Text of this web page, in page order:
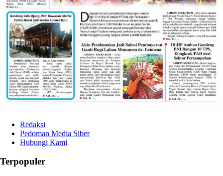
Redaksi
Pedoman Media Siber
Hubungi Kami
Terpopuler